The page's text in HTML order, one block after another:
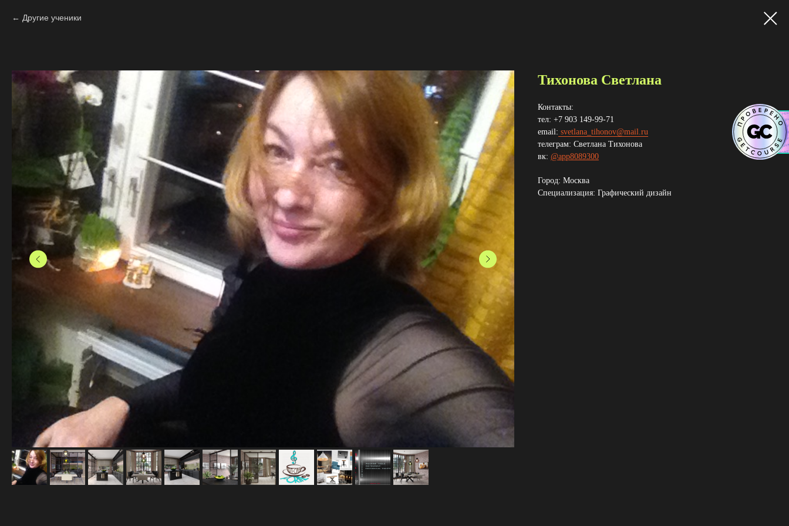
Другие ученики
Тихонова Светлана
Контакты:
тел: +7 903 149-99-71
email: svetlana_tihonov@mail.ru
телеграм: Светлана Тихонова
вк: @app8089300
Город: Москва
Специализация: Графический дизайн